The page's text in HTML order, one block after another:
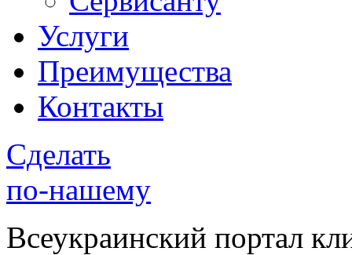
Услуги
Преимущества
Контакты
Сделать
по-нашему
Всеукраинский портал